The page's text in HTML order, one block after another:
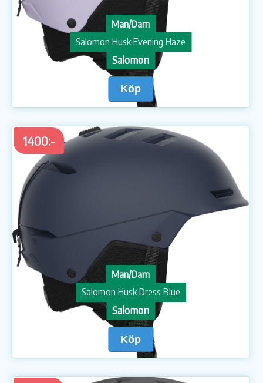
Man/Dam
Salomon Husk Evening Haze
Salomon
Köp
1400:-
Man/Dam
Salomon Husk Dress Blue
Salomon
Köp